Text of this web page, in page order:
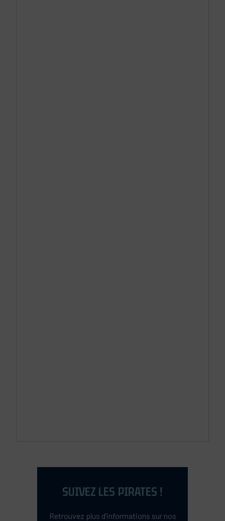
SUIVEZ LES PIRATES !
Retrouvez plus d’informations sur nos